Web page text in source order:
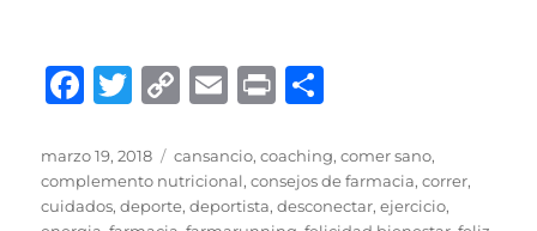
F
c
e
T
it
te
C
p
y
E
ai
l
P
n
t
m
p
Publicado
el
marzo 19, 2018 Categorías
cansancio,coaching,comer sano,
complemento nutricional,consejos de farmacia,correr,
cuidados,deporte,deportista,desconectar,ejercicio,